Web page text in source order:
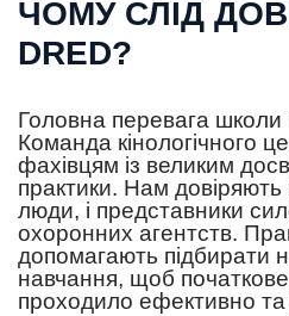
ЧОМУ СЛІД
DRED?
Головна перевага школи
Команда кінологічного
фахівцям із великим
практики. Нам довіряють
люди, і представники
охоронних агентств.
допомагають підбирати
навчання, щоб
проходило ефективно та